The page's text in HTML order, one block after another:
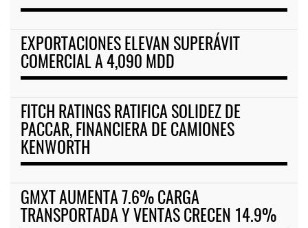
EXPORTACIONES ELEVAN SUPERÁVIT
COMERCIAL A 4,090 MDD
FITCH RATINGS RATIFICA SOLIDEZ DE
PACCAR, FINANCIERA DE CAMIONES
KENWORTH
GMXT AUMENTA 7.6% CARGA
TRANSPORTADA Y VENTAS CRECEN 14.9%